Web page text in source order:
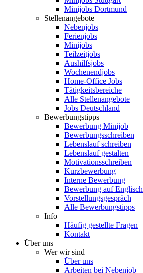
Minijobs Dortmund
Stellenangebote
Nebenjobs
Ferienjobs
Minijobs
Teilzeitjobs
Aushilfsjobs
Wochenendjobs
Home-Office Jobs
Tätigkeitsbereiche
Alle Stellenangebote
Jobs Deutschland
Bewerbungstipps
Bewerbung Minijob
Bewerbungsschreiben
Lebenslauf schreiben
Lebenslauf gestalten
Motivationsschreiben
Kurzbewerbung
Interne Bewerbung
Bewerbung auf Englisch
Vorstellungsgespräch
Alle Bewerbungstipps
Info
Häufig gestellte Fragen
Kontakt
Über uns
Wer wir sind
Über uns
Arbeiten bei Nebenjob